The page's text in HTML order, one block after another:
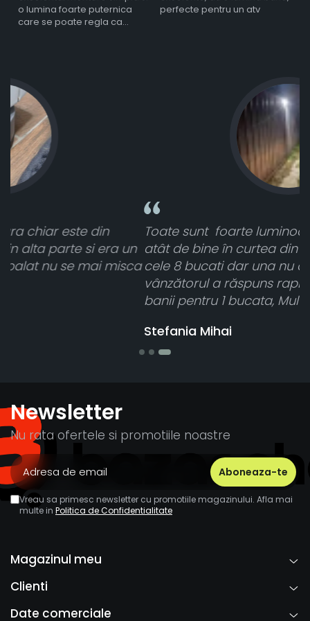
o lumina foarte puternica
care se poate regla ca
perfecte pentru un atv
Toate sunt foarte luminoase și funcționează
atât de bine în curtea din spate. A primit toate
cele 8 bucati dar una nu a funcționat,
vânzătorul a răspuns rapid și a rambursat
banii pentru 1 bucata, Multumesc
Newsletter
Nu rata ofertele si promotiile noastre
Vreau sa primesc newsletter cu promotiile magazinului. Afla mai
multe in Politica de Confidentialitate
Magazinul meu
Clienti
Date comerciale